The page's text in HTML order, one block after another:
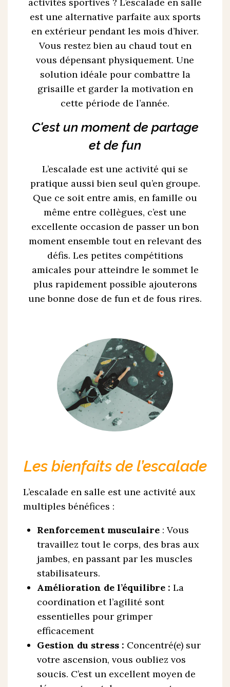
activités sportives ? L’escalade en salle
est une alternative parfaite aux sports
en extérieur pendant les mois d’hiver.
Vous restez bien au chaud tout en
vous dépensant physiquement. Une
solution idéale pour combattre la
grisaille et garder la motivation en
cette période de l’année.
C'est un moment de partage
et de fun
L’escalade est une activité qui se
pratique aussi bien seul qu’en groupe.
Que ce soit entre amis, en famille ou
même entre collègues, c’est une
excellente occasion de passer un bon
moment ensemble tout en relevant des
défis. Les petites compétitions
amicales pour atteindre le sommet le
plus rapidement possible ajouterons
une bonne dose de fun et de fous rires.
Les bienfaits de l’escalade
L’escalade en salle est une activité aux
multiples bénéfices :
Renforcement musculaire : Vous
travaillez tout le corps, des bras aux
jambes, en passant par les muscles
stabilisateurs.
Amélioration de l’équilibre : La
coordination et l’agilité sont
essentielles pour grimper
efficacement
Gestion du stress : Concentré(e) sur
votre ascension, vous oubliez vos
soucis. C’est un excellent moyen de